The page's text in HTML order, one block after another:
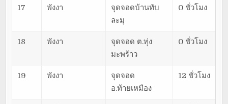
17 พังงา
จุดจอดบ้านทับ
ละมุ
0 ชั่วโมง
18 พังงา
จุดจอด ต.ทุ่ง
มะพร้าว
0 ชั่วโมง
19 พังงา
จุดจอด
อ.ท้ายเหมือง
12 ชั่วโมง